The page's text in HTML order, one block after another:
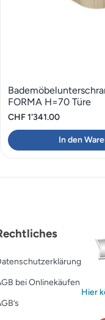
FORMA H=70 Türe
CHF1'341.00
In den
bei Onlinekäufen
Hier